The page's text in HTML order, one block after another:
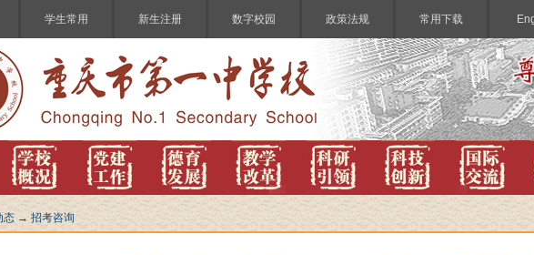
学生常用 新生注册 数字校园 政策法规 常用下载
态 → 招考咨询